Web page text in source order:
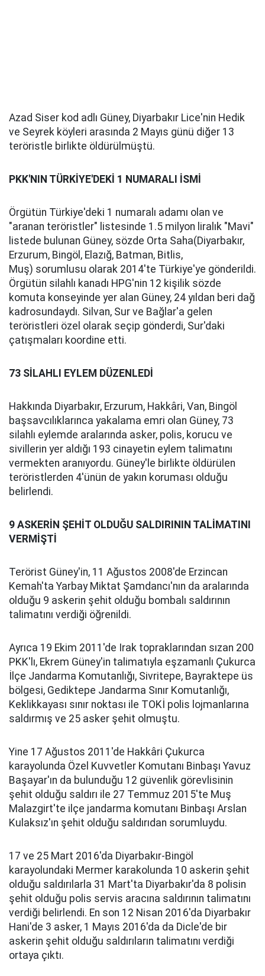
Azad Siser kod adlı Güney, Diyarbakır Lice'nin Hedik
ve Seyrek köyleri arasında 2 Mayıs günü diğer 13
teröristle birlikte öldürülmüştü.
PKK'NIN TÜRKİYE'DEKİ 1 NUMARALI İSMİ
Örgütün Türkiye'deki 1 numaralı adamı olan ve
"aranan teröristler" listesinde 1.5 milyon liralık "Mavi"
listede bulunan Güney, sözde Orta Saha(Diyarbakır,
Erzurum, Bingöl, Elazığ, Batman, Bitlis,
Muş) sorumlusu olarak 2014'te Türkiye'ye gönderildi.
Örgütün silahlı kanadı HPG'nin 12 kişilik sözde
komuta konseyinde yer alan Güney, 24 yıldan beri dağ
kadrosundaydı. Silvan, Sur ve Bağlar'a gelen
teröristleri özel olarak seçip gönderdi, Sur'daki
çatışmaları koordine etti.
73 SİLAHLI EYLEM DÜZENLEDİ
Hakkında Diyarbakır, Erzurum, Hakkâri, Van, Bingöl
başsavcılıklarınca yakalama emri olan Güney, 73
silahlı eylemde aralarında asker, polis, korucu ve
sivillerin yer aldığı 193 cinayetin eylem talimatını
vermekten aranıyordu. Güney'le birlikte öldürülen
teröristlerden 4'ünün de yakın koruması olduğu
belirlendi.
9 ASKERİN ŞEHİT OLDUĞU SALDIRININ TALİMATINI
VERMİŞTİ
Terörist Güney'in, 11 Ağustos 2008'de Erzincan
Kemah'ta Yarbay Miktat Şamdancı'nın da aralarında
olduğu 9 askerin şehit olduğu bombalı saldırının
talimatını verdiği öğrenildi.
Ayrıca 19 Ekim 2011'de Irak topraklarından sızan 200
PKK'lı, Ekrem Güney'in talimatıyla eşzamanlı Çukurca
İlçe Jandarma Komutanlığı, Sivritepe, Bayraktepe üs
bölgesi, Gediktepe Jandarma Sınır Komutanlığı,
Keklikkayası sınır noktası ile TOKİ polis lojmanlarına
saldırmış ve 25 asker şehit olmuştu.
Yine 17 Ağustos 2011'de Hakkâri Çukurca
karayolunda Özel Kuvvetler Komutanı Binbaşı Yavuz
Başayar'ın da bulunduğu 12 güvenlik görevlisinin
şehit olduğu saldırı ile 27 Temmuz 2015'te Muş
Malazgirt'te ilçe jandarma komutanı Binbaşı Arslan
Kulaksız'ın şehit olduğu saldırıdan sorumluydu.
17 ve 25 Mart 2016'da Diyarbakır-Bingöl
karayolundaki Mermer karakolunda 10 askerin şehit
olduğu saldırılarla 31 Mart'ta Diyarbakır'da 8 polisin
şehit olduğu polis servis aracına saldırının talimatını
verdiği belirlendi. En son 12 Nisan 2016'da Diyarbakır
Hani'de 3 asker, 1 Mayıs 2016'da da Dicle'de bir
askerin şehit olduğu saldırıların talimatını verdiği
ortaya çıktı.